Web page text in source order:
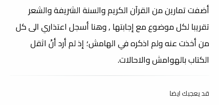
أضفت تمارين من القرآن الكريم والسنة الشريفة والشعر
تقريبا لكل موضوع مع إجابتها , وهنا أسجل اعتذاري الى كل
من أخذت عنه ولم اذكره في الهامش؛ إذ لم أرد أنْ اثقل
الكتاب بالهوامش والاحالات.
قد يعجبك ايضا